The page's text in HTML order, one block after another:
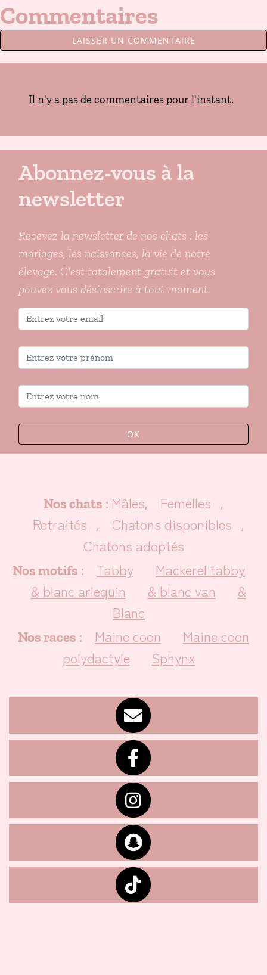
Commentaires
LAISSER UN COMMENTAIRE
Il n'y a pas de commentaires pour l'instant.
Abonnez-vous à la
newsletter
Recevez la newsletter de nos chats : les
mariages, les naissances, la vie de notre
élevage. C'est totalement gratuit et vous
pouvez vous désinscrire à tout moment.
OK
Nos chats : Mâles, Femelles ,
Retraités , Chatons disponibles ,
Chatons adoptés
Nos motifs : Tabby
Mackerel tabby
& blanc arlequin
& blanc van
&
Blanc
Nos races : Maine coon
Maine coon
polydactyle
Sphynx